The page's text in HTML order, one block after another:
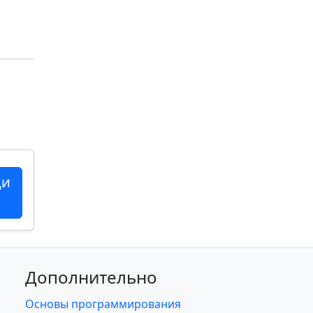
Дополнительно
Основы программирования